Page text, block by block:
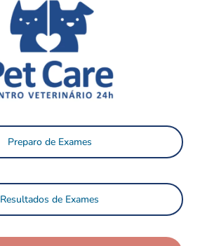
Preparo de Exames
Resultados de Exames